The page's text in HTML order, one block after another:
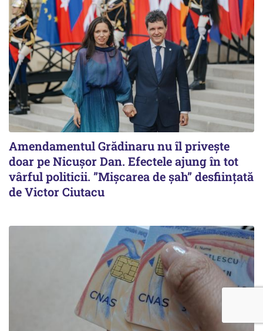
Amendamentul Grădinaru nu îl privește
doar pe Nicușor Dan. Efectele ajung în tot
vârful politicii. ”Mișcarea de șah” desființată
de Victor Ciutacu